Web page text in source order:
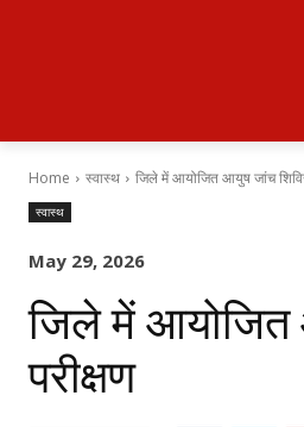
Home स्वास्थ जिले में आयोजित आयुष जांच
स्वास्थ
May 29, 2026
जिले में आयोजित
परीक्षण